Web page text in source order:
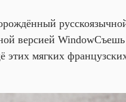
версией WindowСъешь
этих мягких